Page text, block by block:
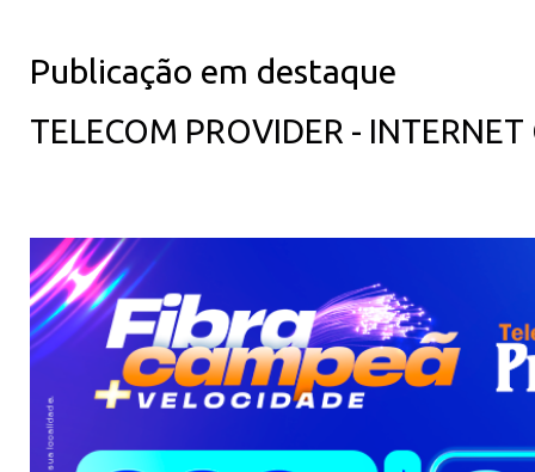
Publicação em destaque
TELECOM PROVIDER -